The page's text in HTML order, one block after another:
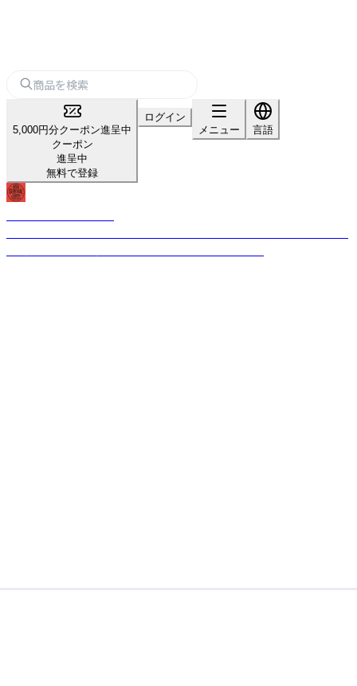
5,000円分クーポン進呈中
クーポン
進呈中
無料で登録
ログイン
メニュー
言語